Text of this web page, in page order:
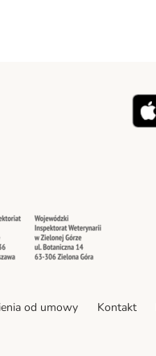
Security
od umowy Kontakt